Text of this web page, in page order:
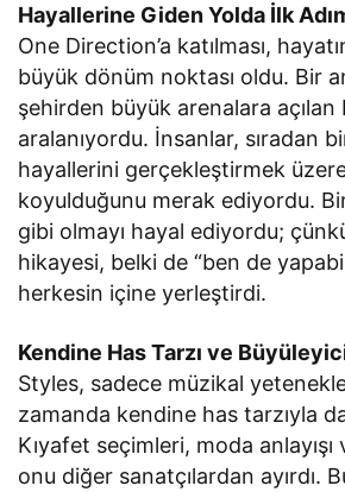
Hayallerine Giden Yolda İlk
One Direction’a katılması,
büyük dönüm noktası oldu. Bir
şehirden büyük arenalara açılan
aralanıyordu. İnsanlar, sıradan
hayallerini gerçekleştirmek
koyulduğunu merak ediyordu.
gibi olmayı hayal ediyordu;
hikayesi, belki de “ben de
herkesin içine yerleştirdi.
Kendine Has Tarzı ve
Styles, sadece müzikal
zamanda kendine has tarzıyla
Kıyafet seçimleri, moda anlayışı
onu diğer sanatçılardan ayırdı.